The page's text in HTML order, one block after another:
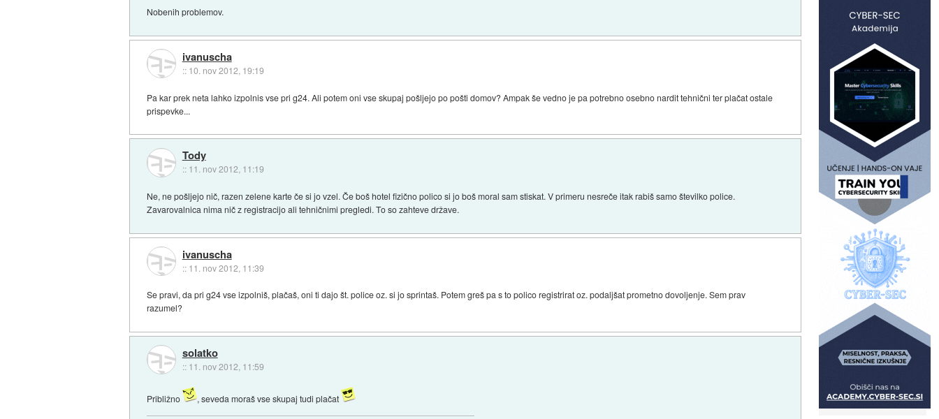
Nobenih problemov.
ivanuscha
:: 10. nov 2012, 19:19
Pa kar prek neta lahko izpolnis vse pri g24. Ali potem oni vse skupaj pošljejo po pošti domov? Ampak še vedno je pa potrebno osebno nardit tehnični ter plačat ostale
prispevke...
Tody
:: 11. nov 2012, 11:19
Ne, ne pošljejo nič, razen zelene karte če si jo vzel. Če boš hotel fizično polico si jo boš moral sam stiskat. V primeru nesreče itak rabiš samo številko police.
Zavarovalnica nima nič z registracijo ali tehničnimi pregledi. To so zahteve države.
ivanuscha
:: 11. nov 2012, 11:39
Se pravi, da pri g24 vse izpolniš, plačaš, oni ti dajo št. police oz. si jo sprintaš. Potem greš pa s to polico registrirat oz. podaljšat prometno dovoljenje. Sem prav
razumel?
solatko
:: 11. nov 2012, 11:59
Približno , seveda moraš vse skupaj tudi plačat